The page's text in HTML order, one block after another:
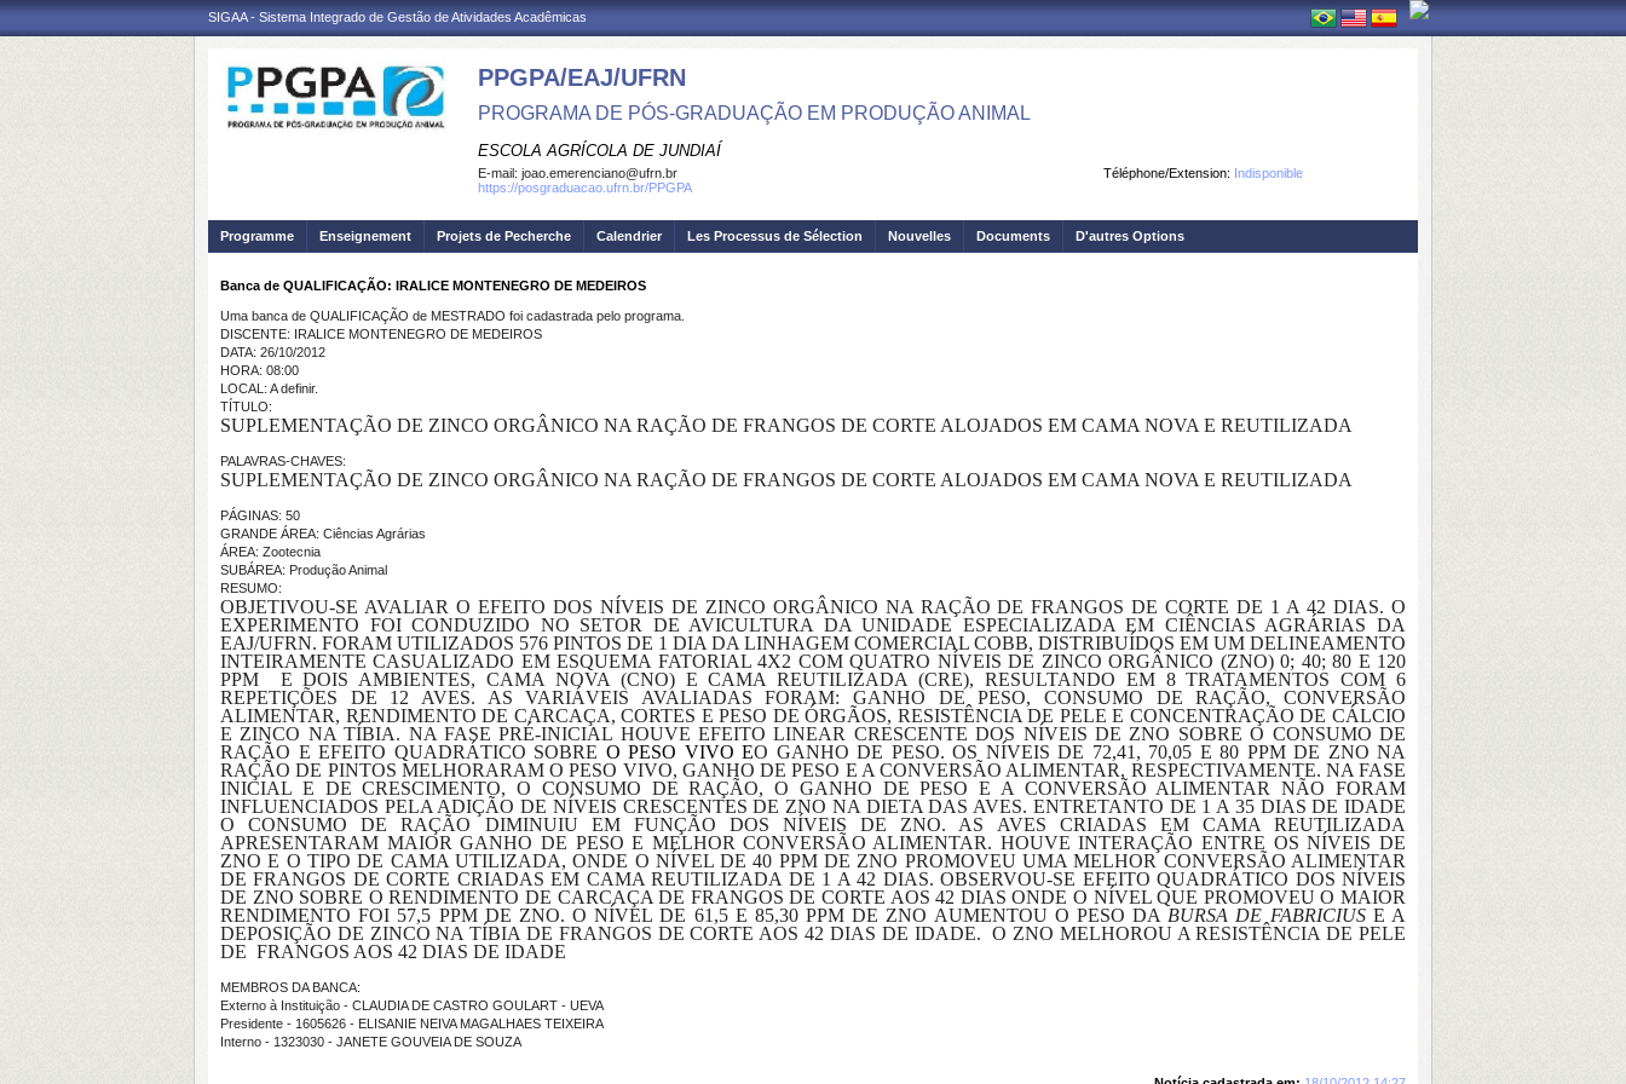
SIGAA - Sistema Integrado de Gestão de Atividades Acadêmicas
PPGPA/EAJ/UFRN
PROGRAMA DE PÓS-GRADUAÇÃO EM PRODUÇÃO ANIMAL
ESCOLA AGRÍCOLA DE JUNDIAÍ
Téléphone/Extension: Indisponible
E-mail: joao.emerenciano@ufrn.br
https://posgraduacao.ufrn.br/PPGPA
Programme Enseignement Projets de Pecherche Calendrier Les Processus de Sélection Nouvelles Documents D'autres Options
Banca de QUALIFICAÇÃO: IRALICE MONTENEGRO DE MEDEIROS
Uma banca de QUALIFICAÇÃO de MESTRADO foi cadastrada pelo programa.
DISCENTE: IRALICE MONTENEGRO DE MEDEIROS
DATA: 26/10/2012
HORA: 08:00
LOCAL: A definir.
TÍTULO:
SUPLEMENTAÇÃO DE ZINCO ORGÂNICO NA RAÇÃO DE FRANGOS DE CORTE ALOJADOS EM CAMA NOVA E REUTILIZADA
PALAVRAS-CHAVES:
SUPLEMENTAÇÃO DE ZINCO ORGÂNICO NA RAÇÃO DE FRANGOS DE CORTE ALOJADOS EM CAMA NOVA E REUTILIZADA
PÁGINAS: 50
GRANDE ÁREA: Ciências Agrárias
ÁREA: Zootecnia
SUBÁREA: Produção Animal
RESUMO:
OBJETIVOU-SE AVALIAR O EFEITO DOS NÍVEIS DE ZINCO ORGÂNICO NA RAÇÃO DE FRANGOS DE CORTE DE 1 A 42 DIAS. O
EXPERIMENTO FOI CONDUZIDO NO SETOR DE AVICULTURA DA UNIDADE ESPECIALIZADA EM CIÊNCIAS AGRÁRIAS DA
EAJ/UFRN. FORAM UTILIZADOS 576 PINTOS DE 1 DIA DA LINHAGEM COMERCIAL COBB, DISTRIBUÍDOS EM UM DELINEAMENTO
INTEIRAMENTE CASUALIZADO EM ESQUEMA FATORIAL 4X2 COM QUATRO NÍVEIS DE ZINCO ORGÂNICO (ZNO) 0; 40; 80 E 120
PPM
E DOIS AMBIENTES, CAMA NOVA (CNO) E CAMA REUTILIZADA (CRE), RESULTANDO EM 8 TRATAMENTOS COM 6
REPETIÇÕES DE 12 AVES. AS VARIÁVEIS AVALIADAS FORAM: GANHO DE PESO, CONSUMO DE RAÇÃO, CONVERSÃO
ALIMENTAR, RENDIMENTO DE CARCAÇA, CORTES E PESO DE ÓRGÃOS, RESISTÊNCIA DE PELE E CONCENTRAÇÃO DE CÁLCIO
E ZINCO NA TÍBIA. NA FASE PRÉ-INICIAL HOUVE EFEITO LINEAR CRESCENTE DOS NÍVEIS DE ZNO SOBRE O CONSUMO DE
RAÇÃO E EFEITO QUADRÁTICO SOBRE O PESO VIVO EO GANHO DE PESO. OS NÍVEIS DE 72,41, 70,05 E 80 PPM DE ZNO NA
RAÇÃO DE PINTOS MELHORARAM O PESO VIVO, GANHO DE PESO E A CONVERSÃO ALIMENTAR, RESPECTIVAMENTE. NA FASE
INICIAL E DE CRESCIMENTO, O CONSUMO DE RAÇÃO, O GANHO DE PESO E A CONVERSÃO ALIMENTAR NÃO FORAM
INFLUENCIADOS PELA ADIÇÃO DE NÍVEIS CRESCENTES DE ZNO NA DIETA DAS AVES. ENTRETANTO DE 1 A 35 DIAS DE IDADE
O CONSUMO DE RAÇÃO DIMINUIU EM FUNÇÃO DOS NÍVEIS DE ZNO. AS AVES CRIADAS EM CAMA REUTILIZADA
APRESENTARAM MAIOR GANHO DE PESO E MELHOR CONVERSÃO ALIMENTAR. HOUVE INTERAÇÃO ENTRE OS NÍVEIS DE
ZNO E O TIPO DE CAMA UTILIZADA, ONDE O NÍVEL DE 40 PPM DE ZNO PROMOVEU UMA MELHOR CONVERSÃO ALIMENTAR
DE FRANGOS DE CORTE CRIADAS EM CAMA REUTILIZADA DE 1 A 42 DIAS. OBSERVOU-SE EFEITO QUADRÁTICO DOS NÍVEIS
DE ZNO SOBRE O RENDIMENTO DE CARCAÇA DE FRANGOS DE CORTE AOS 42 DIAS ONDE O NÍVEL QUE PROMOVEU O MAIOR
RENDIMENTO FOI 57,5 PPM DE ZNO. O NÍVEL DE 61,5 E 85,30 PPM DE ZNO AUMENTOU O PESO DA BURSA DE FABRICIUSE A
DEPOSIÇÃO DE ZINCO NA TÍBIA DE FRANGOS DE CORTE AOS 42 DIAS DE IDADE. O ZNO MELHOROU A RESISTÊNCIA DE PELE
DE FRANGOS AOS 42 DIAS DE IDADE
MEMBROS DA BANCA:
Externo à Instituição - CLAUDIA DE CASTRO GOULART - UEVA
Presidente - 1605626 - ELISANIE NEIVA MAGALHAES TEIXEIRA
Interno - 1323030 - JANETE GOUVEIA DE SOUZA